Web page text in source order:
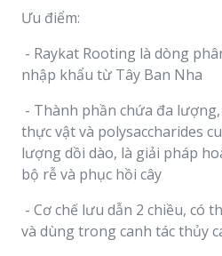
Ưu điểm:
- Raykat Rooting là dòng
nhập khẩu từ Tây Ban Nha
- Thành phần chứa đa
thực vật và polysaccharides
lượng dồi dào, là giải pháp
bộ rễ và phục hồi cây
- Cơ chế lưu dẫn 2 chiều, có
và dùng trong canh tác thủy